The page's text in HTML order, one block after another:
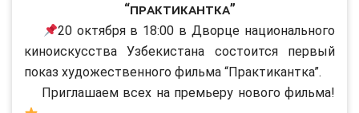
“Практикантка”
20 октября в 18:00 в Дворце национального
киноискусства Узбекистана состоится первый
показ художественного фильма “Практикантка”.
Приглашаем всех на премьеру нового фильма!